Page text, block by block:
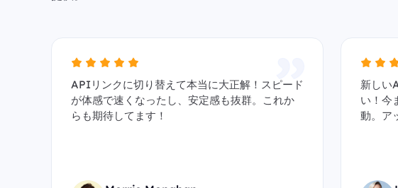
APIリンクに切り替えて本当に大正解！スピード
が体感で速くなったし、安定感も抜群。これか
らも期待してます！
新しい
い！今
動。ア